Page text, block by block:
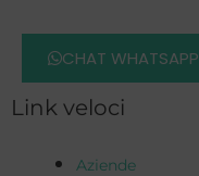
CHAT WHATSAPP
Link veloci
Aziende